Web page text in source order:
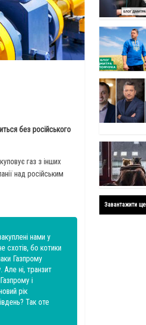
без російського
газ з інших
над російським
нами у
схотів, бо котики
Газпрому
ні, транзит
і
рік
Так оте
Завантажити ще